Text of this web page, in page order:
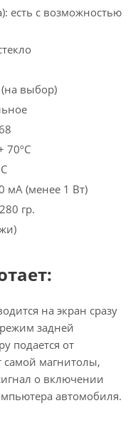
есть с возможностью
(на выбор)
70ºС
мА (менее 1 Вт)
гр.
на экран сразу
задней
подается от
самой магнитолы,
о включении
автомобиля.